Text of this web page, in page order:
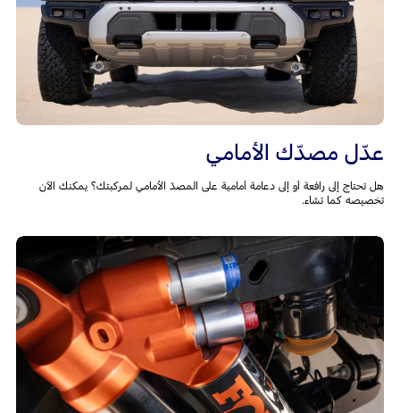
عدّل مصدّك الأمامي
هل تحتاج إلى رافعة أو إلى دعامة أمامية على المصدّ الأمامي لمركبتك؟ يمكنك الآن
تخصيصه كما تشاء.